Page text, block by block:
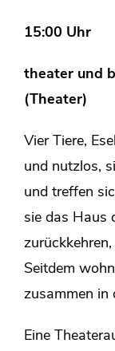
15:00 Uhr
theater und
(Theater)
Vier Tiere,
und nutzlos,
und treffen
sie das Haus
Seitdem
zusammen in
Eine